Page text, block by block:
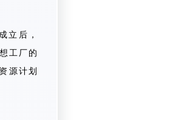
立后，
工厂的
源计划